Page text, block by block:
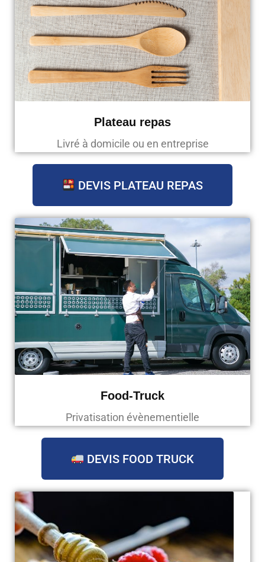
Plateau repas
Livré à domicile ou en entreprise
DEVIS PLATEAU REPAS
Food-Truck
Privatisation évènementielle
DEVIS FOOD TRUCK